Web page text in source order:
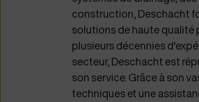
construction, Deschacht
solutions de haute qualité
plusieurs décennies
secteur, Deschacht est
son service. Grâce à son
techniques et une